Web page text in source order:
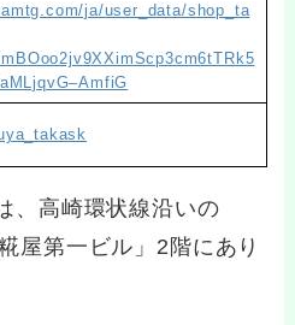
ja/user_data/shop_ta
、高崎環状線沿いの
屋第一ビル」2階にあり